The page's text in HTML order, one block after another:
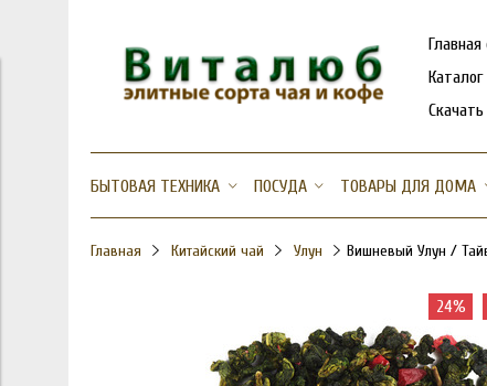
Каталог
БЫТОВАЯ ТЕХНИКА ПОСУДА ТОВАРЫ ДЛЯ ДОМА
Главная Китайский чай Улун Вишневый Улун /
24%